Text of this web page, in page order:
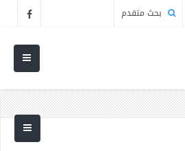
بحث متقدم